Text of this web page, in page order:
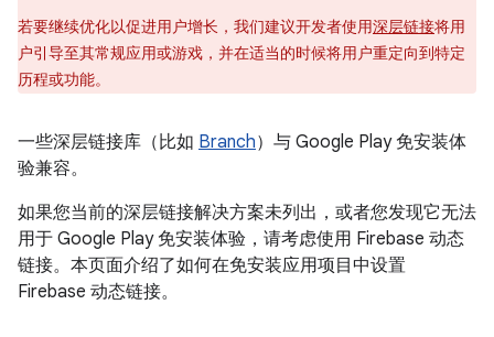
若要继续优化以促进用户增长，我们建议开发者使用深层链接将用
户引导至其常规应用或游戏，并在适当的时候将用户重定向到特定
历程或功能。
一些深层链接库（比如 Branch）与 Google Play 免安装体
验兼容。
如果您当前的深层链接解决方案未列出，或者您发现它无法
用于 Google Play 免安装体验，请考虑使用 Firebase 动态
链接。本页面介绍了如何在免安装应用项目中设置
Firebase 动态链接。